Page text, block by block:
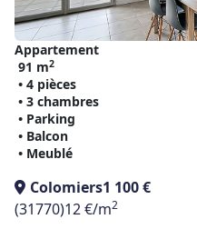
Appartement
91 m2
• 4 pièces
• 3 chambres
• Parking
• Balcon
• Meublé
Colomiers1 100 €
(31770)12 €/m2